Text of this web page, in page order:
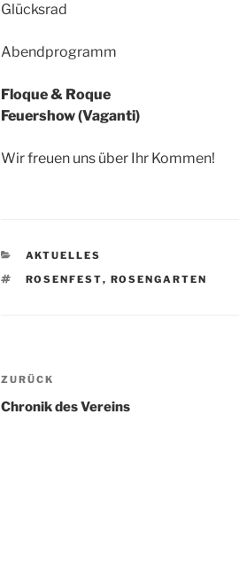
Glücksrad
Abendprogramm
Floque & Roque
Feuershow (Vaganti)
Wir freuen uns über Ihr Kommen!
KATEGORIEN
AKTUELLES
SCHLAGWÖRTER
ROSENFEST, ROSENGARTEN
Beitragsnavigation
Vorheriger
Beitrag
ZURÜCK
Chronik des Vereins